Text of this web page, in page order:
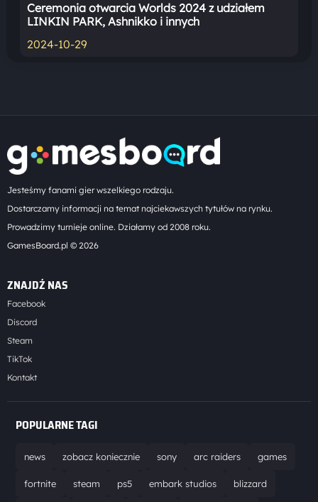
Ceremonia otwarcia Worlds 2024 z udziałem
LINKIN PARK, Ashnikko i innych
2024-10-29
Jesteśmy fanami gier wszelkiego rodzaju.
Dostarczamy informacji na temat najciekawszych tytułów na rynku.
Prowadzimy turnieje online. Działamy od 2008 roku.
GamesBoard.pl © 2026
ZNAJDŹ NAS
Facebook
Discord
Steam
TikTok
Kontakt
POPULARNE TAGI
news zobacz koniecznie sony arc raiders games
fortnite steam ps5 embark studios blizzard